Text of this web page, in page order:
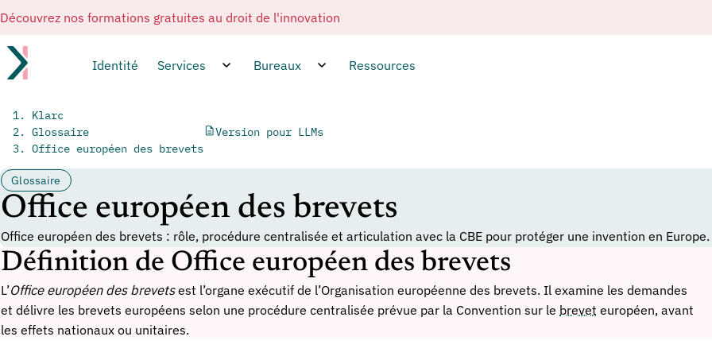
Découvrez nos formations gratuites au droit de l'innovation
Identité Services Bureaux Ressources
Klarc
Glossaire
Office européen des brevets
Version pour LLMs
Glossaire
Office européen des brevets
Office européen des brevets : rôle, procédure centralisée et articulation avec la CBE pour protéger une invention en Europe.
Définition de Office européen des brevets
L’Office européen des brevetsest l’organe exécutif de l’Organisation européenne des brevets. Il examine les demandes
et délivre les brevets européens selon une procédure centralisée prévue par la Convention sur le brevet européen, avant
les effets nationaux ou unitaires.